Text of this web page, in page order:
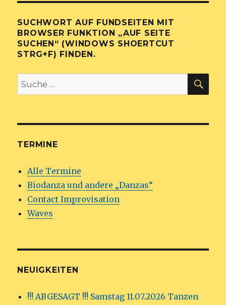
SUCHWORT AUF FUNDSEITEN MIT
BROWSER FUNKTION „AUF SEITE
SUCHEN“ (WINDOWS SHOERTCUT
STRG+F) FINDEN.
Suche
nach:
TERMINE
Alle Termine
Biodanza und andere „Danzas“
Contact Improvisation
Waves
NEUIGKEITEN
!!! ABGESAGT !!! Samstag 11.07.2026 Tanzen